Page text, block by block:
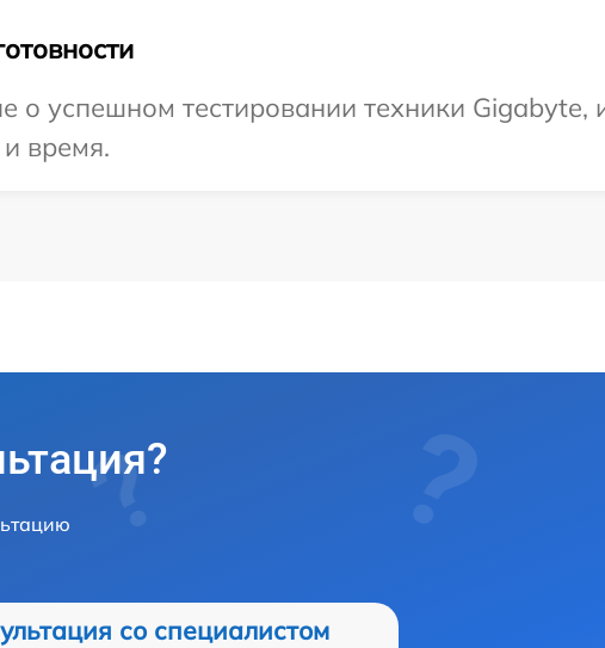
о успешном тестировании техники Gigabyte,
время.
со специалистом